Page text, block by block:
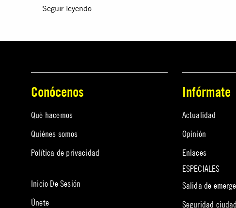
Seguir leyendo
Conócenos
Qué hacemos
Quiénes somos
Política de privacidad
Inicio De Sesión
Únete
Infórmate
Actualidad
Opinión
Enlaces
ESPECIALES
Salida de
Seguridad